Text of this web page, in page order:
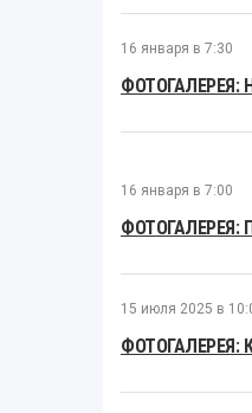
16 января в 7:30
ФОТОГАЛЕРЕЯ:
16 января в 7:00
ФОТОГАЛЕРЕЯ:
15 июля 2025 в
ФОТОГАЛЕРЕЯ: